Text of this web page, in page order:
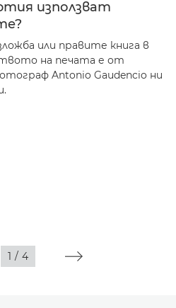
използват
или правите книга в
на печата е от
Antonio Gaudencio ни
1 / 4